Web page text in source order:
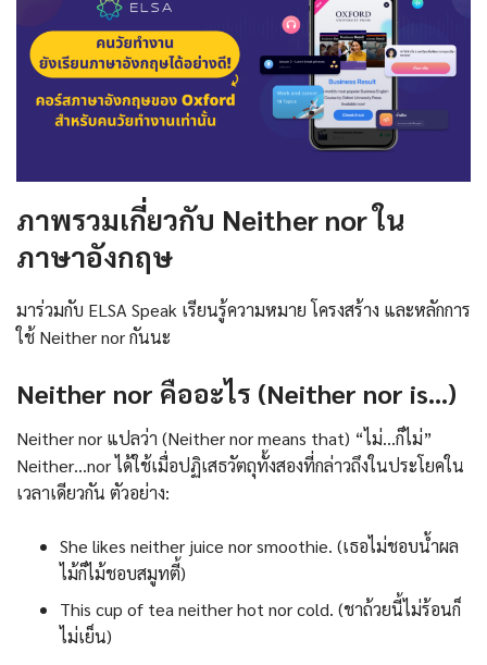
ภาพรวมเกี่ยวกับ Neither nor ใน
ภาษาอังกฤษ
มาร่วมกับ ELSA Speak เรียนรู้ความหมาย โครงสร้าง และหลักการ
ใช้ Neither nor กันนะ
Neither nor คืออะไร (Neither nor is…)
Neither nor แปลว่า (Neither nor means that) “ไม่…ก็ไม่”
Neither…nor ได้ใช้เมื่อปฏิเสธวัตถุทั้งสองที่กล่าวถึงในประโยคใน
เวลาเดียวกัน ตัวอย่าง:
She likes neither juice nor smoothie. (เธอไม่ชอบน้ำผล
ไม้ก็ไม้ชอบสมูทตี้)
This cup of tea neither hot nor cold. (ชาถ้วยนี้ไม่ร้อนก็
ไม่เย็น)